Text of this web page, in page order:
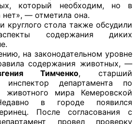
за 2024 г.
который необходим, но в
нет», — отметила она.
стола также обсудили
содержания диких
законодательном уровне
содержания животных, —
Тимченко, старший
инспектор департамента по
животного мира Кемеровской
в городе появился
После согласования с
провел проверку